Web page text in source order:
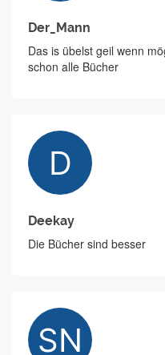
Der_Mann
Das is übelst geil wenn
schon alle Bücher
Deekay
Die Bücher sind besser